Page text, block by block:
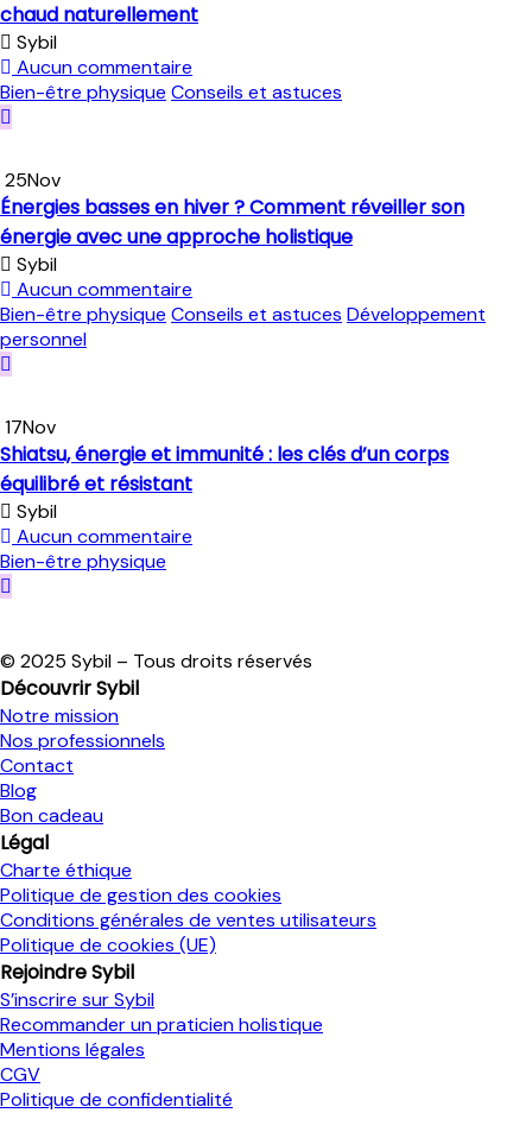
chaud naturellement
Sybil
Aucun commentaire
Bien-être physique Conseils et astuces
25Nov
Énergies basses en hiver ? Comment réveiller son
énergie avec une approche holistique
Sybil
Aucun commentaire
Bien-être physique Conseils et astuces Développement
personnel
17Nov
Shiatsu, énergie et immunité : les clés d’un corps
équilibré et résistant
Sybil
Aucun commentaire
Bien-être physique
© 2025 Sybil – Tous droits réservés
Découvrir Sybil
Notre mission
Nos professionnels
Contact
Blog
Bon cadeau
Légal
Charte éthique
Politique de gestion des cookies
Conditions générales de ventes utilisateurs
Politique de cookies (UE)
Rejoindre Sybil
S’inscrire sur Sybil
Recommander un praticien holistique
Mentions légales
CGV
Politique de confidentialité